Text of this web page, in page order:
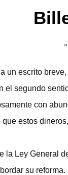
un escrito
el segundo
con
estos
la Ley General
su reforma.